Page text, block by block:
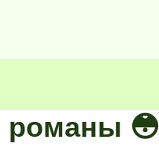
романы 😳